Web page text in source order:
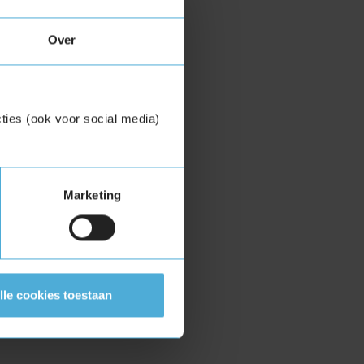
Over
(ook voor social media)
Marketing
cookies toestaan